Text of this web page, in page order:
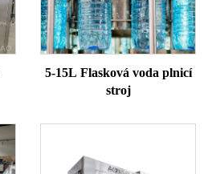
5-15L Flasková voda plnicí
stroj